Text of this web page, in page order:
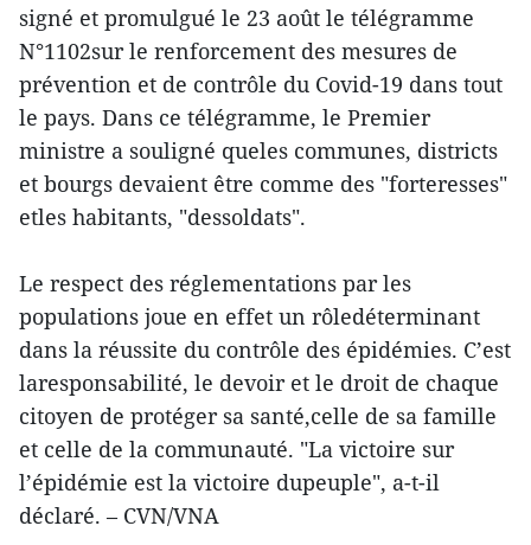
signé et promulgué le 23 août le télégramme
N°1102sur le renforcement des mesures de
prévention et de contrôle du Covid-19 dans tout
le pays. Dans ce télégramme, le Premier
ministre a souligné queles communes, districts
et bourgs devaient être comme des "forteresses"
etles habitants, "dessoldats".
Le respect des réglementations par les
populations joue en effet un rôledéterminant
dans la réussite du contrôle des épidémies. C’est
laresponsabilité, le devoir et le droit de chaque
citoyen de protéger sa santé,celle de sa famille
et celle de la communauté. "La victoire sur
l’épidémie est la victoire dupeuple", a-t-il
déclaré. – CVN/VNA